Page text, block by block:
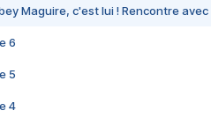
Maguire, c'est lui ! Rencontre
6
5
4